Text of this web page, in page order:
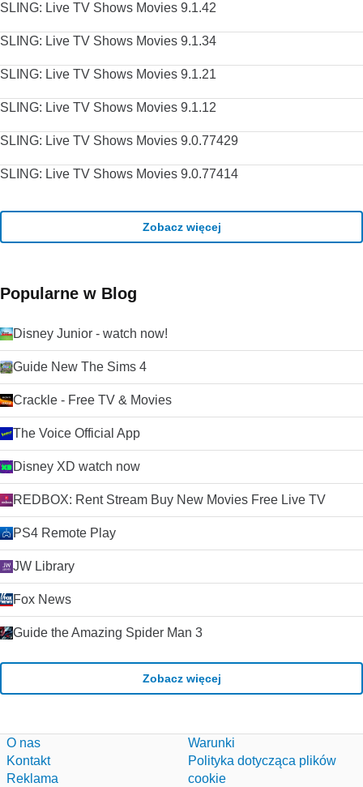
SLING: Live TV Shows Movies 9.1.42
SLING: Live TV Shows Movies 9.1.34
SLING: Live TV Shows Movies 9.1.21
SLING: Live TV Shows Movies 9.1.12
SLING: Live TV Shows Movies 9.0.77429
SLING: Live TV Shows Movies 9.0.77414
Zobacz więcej
Popularne w Blog
Disney Junior - watch now!
Guide New The Sims 4
Crackle - Free TV & Movies
The Voice Official App
Disney XD watch now
REDBOX: Rent Stream Buy New Movies Free Live TV
PS4 Remote Play
JW Library
Fox News
Guide the Amazing Spider Man 3
Zobacz więcej
O nas
Kontakt
Reklama
Warunki
Polityka dotycząca plików
cookie